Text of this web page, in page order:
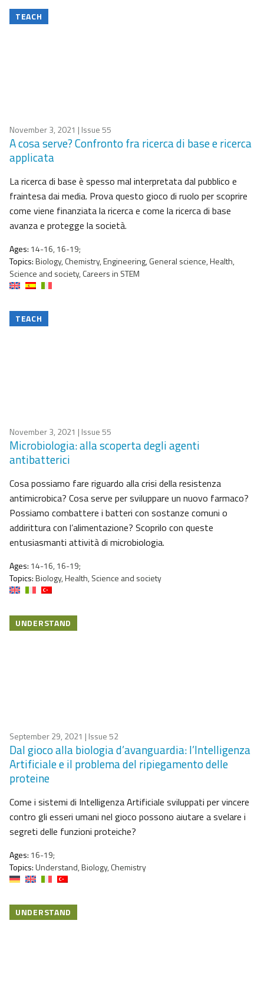
TEACH
November 3, 2021 | Issue 55
A cosa serve? Confronto fra ricerca di base e ricerca
applicata
La ricerca di base è spesso mal interpretata dal pubblico e
fraintesa dai media. Prova questo gioco di ruolo per scoprire
come viene finanziata la ricerca e come la ricerca di base
avanza e protegge la società.
Ages: 14-16, 16-19;
Topics:Biology, Chemistry, Engineering, General science, Health,
Science and society, Careers in STEM
TEACH
November 3, 2021 | Issue 55
Microbiologia: alla scoperta degli agenti
antibatterici
Cosa possiamo fare riguardo alla crisi della resistenza
antimicrobica? Cosa serve per sviluppare un nuovo farmaco?
Possiamo combattere i batteri con sostanze comuni o
addirittura con l’alimentazione? Scoprilo con queste
entusiasmanti attività di microbiologia.
Ages: 14-16, 16-19;
Topics:Biology, Health, Science and society
UNDERSTAND
September 29, 2021 | Issue 52
Dal gioco alla biologia d’avanguardia: l’Intelligenza
Artificiale e il problema del ripiegamento delle
proteine
Come i sistemi di Intelligenza Artificiale sviluppati per vincere
contro gli esseri umani nel gioco possono aiutare a svelare i
segreti delle funzioni proteiche?
Ages: 16-19;
Topics:Understand, Biology, Chemistry
UNDERSTAND